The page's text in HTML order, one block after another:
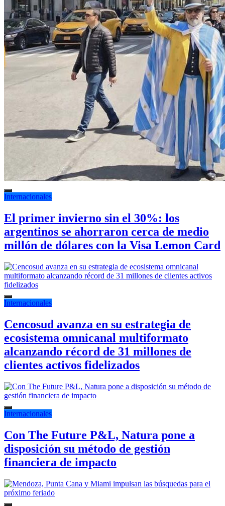
Internacionales
El primer invierno sin el 30%: los
argentinos se ahorraron cerca de medio
millón de dólares con la Visa Lemon Card
Internacionales
Cencosud avanza en su estrategia de
ecosistema omnicanal multiformato
alcanzando récord de 31 millones de
clientes activos fidelizados
Internacionales
Con The Future P&L, Natura pone a
disposición su método de gestión
financiera de impacto